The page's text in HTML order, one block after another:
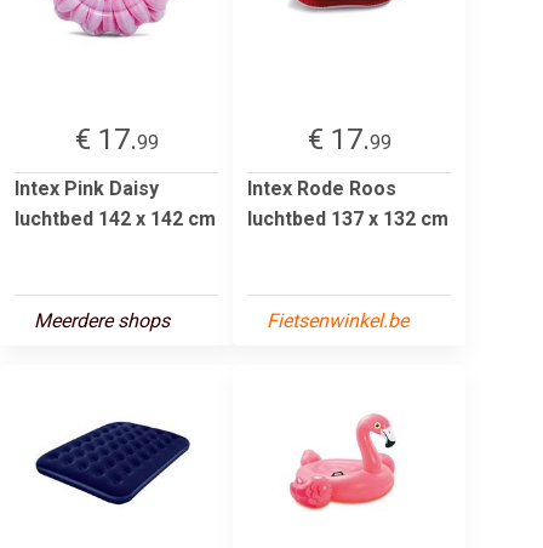
€ 17.99
Intex Pink Daisy
luchtbed 142 x 142 cm
Meerdere shops
€ 17.99
Intex Rode Roos
luchtbed 137 x 132 cm
Fietsenwinkel.be